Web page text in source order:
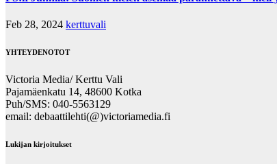
Feb 28, 2024 kerttuvali
YHTEYDENOTOT
Victoria Media/ Kerttu Vali
Pajamäenkatu 14, 48600 Kotka
Puh/SMS: 040-5563129
email: debaattilehti(@)victoriamedia.fi
Lukijan kirjoitukset